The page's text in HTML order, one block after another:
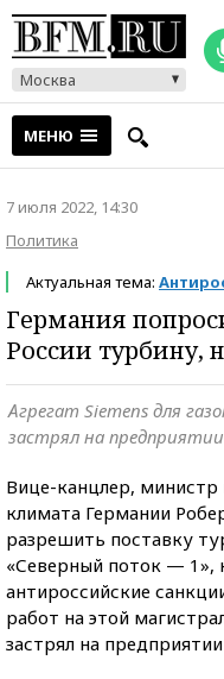
Москва
МЕНЮ
7 июля 2022, 14:30
Политика
Актуальная тема:
Германия
России турбину,
Агрегат Siemens для
застрял на
Вице-канцлер,
климата Германии
разрешить поставку
«Северный поток — 1»,
антироссийские
работ на этой
застрял на